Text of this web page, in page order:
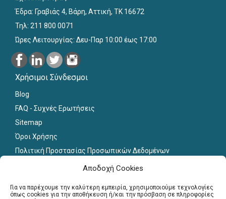
Αποδοχή Cookies
Για να παρέχουμε την καλύτερη εμπειρία, χρησιμοποιούμε τεχνολογίες
όπως cookies για την αποθήκευση ή/και την πρόσβαση σε πληροφορίες
Έδρα: Γραβιάς 4, Βάρη, Αττική, ΤΚ 16672
Τηλ: 211 800 0071
Ώρες Λειτουργίας: Δευ-Παρ 10:00 έως 17:00
Χρήσιμοι Σύνδεσμοι
Blog
FAQ - Συχνές Ερωτήσεις
Sitemap
Όροι Χρήσης
Πολιτική Προστασίας Προσωπικών Δεδομένων
Για εκπαιδευτικούς